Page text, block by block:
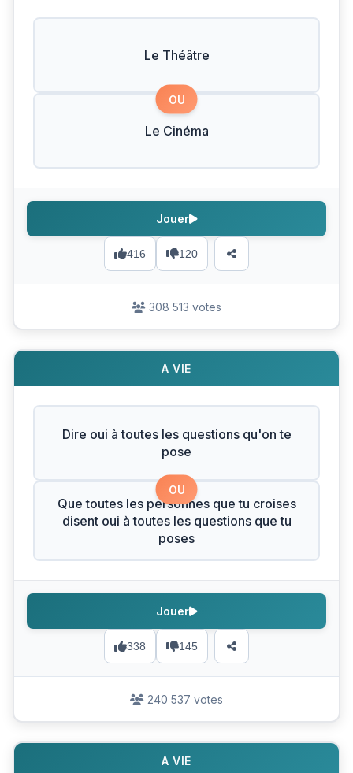
Le Théâtre
OU
Le Cinéma
416 120
Jouer
308 513 votes
A VIE
Dire oui à toutes les questions qu'on te
pose
OU
Que toutes les personnes que tu croises
disent oui à toutes les questions que tu
poses
338 145
Jouer
240 537 votes
A VIE